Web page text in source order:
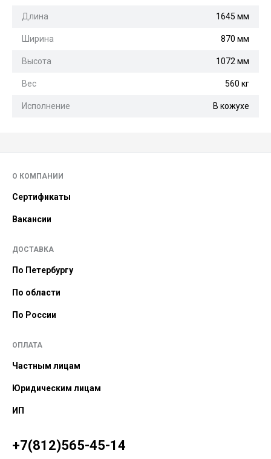
Длина 1645 мм
Ширина 870 мм
Высота 1072 мм
Вес 560 кг
Исполнение В кожухе
О КОМПАНИИ
Сертификаты
Вакансии
ДОСТАВКА
По Петербургу
По области
По России
ОПЛАТА
Частным лицам
Юридическим лицам
ИП
+7(812)565-45-14